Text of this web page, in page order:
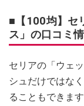
■【100均】セ
ス」の口コミ
セリアの「ウェ
シュだけではな
ることもできます